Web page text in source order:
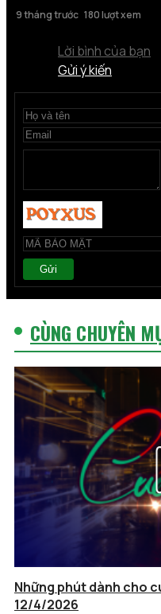
9 tháng trước 180 lượt xem
Lời bình của bạn
Gửi ý kiến
Gửi
CÙNG CHUYÊN
Những phút dành cho
12/4/2026